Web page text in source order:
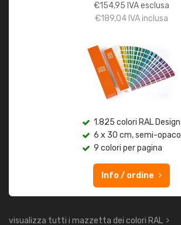
€154,95 IVA esclusa
€189,04IVA inclusa
1.825 colori RAL Design
6 x 30 cm, semi-opaco
9 colori per pagina
Info / ordine
visualizza tutti i mazzetta dei colori RAL